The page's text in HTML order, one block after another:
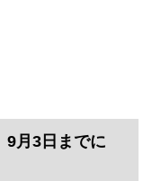
月3日までに